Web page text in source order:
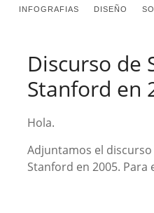
INFOGRAFIAS DISEÑO
Discurso de
Stanford en
Hola.
Adjuntamos el discurso
Stanford en 2005. Para